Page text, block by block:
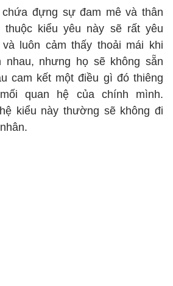
đựng sự đam mê và thân
thuộc kiểu yêu này sẽ rất yêu
luôn cảm thấy thoải mái khi
nhưng họ sẽ không sẵn
cam kết một điều gì đó thiêng
quan hệ của chính mình.
kiểu này thường sẽ không đi